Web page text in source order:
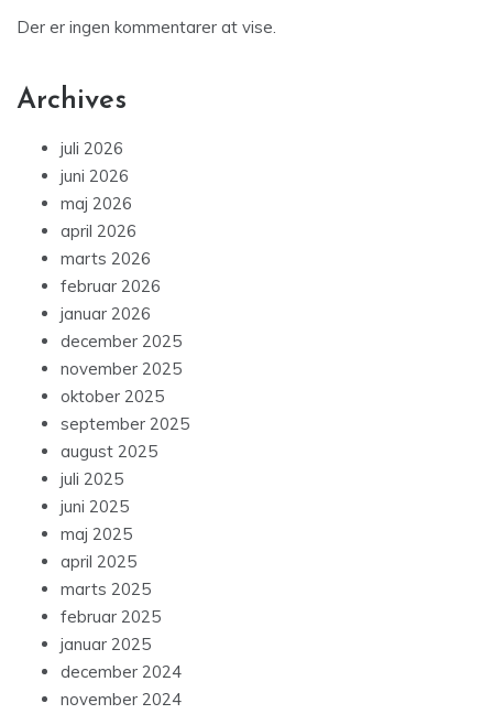
Der er ingen kommentarer at vise.
Archives
juli 2026
juni 2026
maj 2026
april 2026
marts 2026
februar 2026
januar 2026
december 2025
november 2025
oktober 2025
september 2025
august 2025
juli 2025
juni 2025
maj 2025
april 2025
marts 2025
februar 2025
januar 2025
december 2024
november 2024